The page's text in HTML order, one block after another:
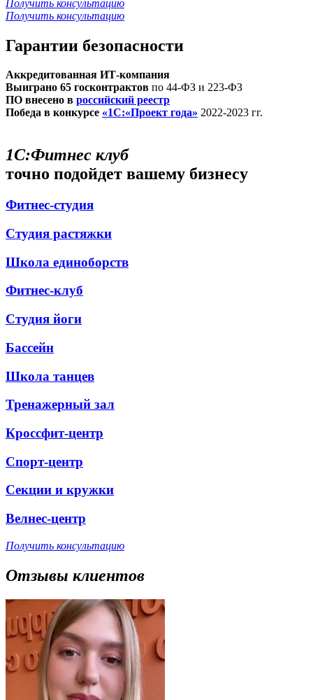
Получить консультацию
Получить консультацию
Гарантии безопасности
Аккредитованная ИТ-компания
Выиграно 65 госконтрактов по 44-ФЗ и 223-ФЗ
ПО внесено в российский реестр
Победа в конкурсе «1С:«Проект года» 2022-2023 гг.
1С:Фитнес клуб
точно подойдет вашему бизнесу
Фитнес-студия
Студия растяжки
Школа единоборств
Фитнес-клуб
Студия йоги
Бассейн
Школа танцев
Тренажерный зал
Кроссфит-центр
Спорт-центр
Секции и кружки
Велнес-центр
Получить консультацию
Отзывы клиентов